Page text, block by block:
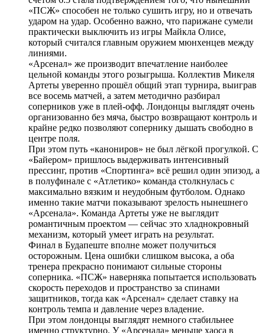
«ПСЖ» способен не только сушить игру, но и отвечать
ударом на удар. Особенно важно, что парижане сумели
практически выключить из игры Майкла Олисе,
который считался главным оружием мюнхенцев между
линиями.
«Арсенал» же производит впечатление наиболее
цельной команды этого розыгрыша. Коллектив Микеля
Артеты уверенно прошёл общий этап турнира, выиграв
все восемь матчей, а затем методично разбирал
соперников уже в плей-офф. Лондонцы выглядят очень
организованно без мяча, быстро возвращают контроль и
крайне редко позволяют сопернику дышать свободно в
центре поля.
При этом путь «канониров» не был лёгкой прогулкой. С
«Байером» пришлось выдерживать интенсивный
прессинг, против «Спортинга» всё решил один эпизод, а
в полуфинале с «Атлетико» команда столкнулась с
максимально вязким и неудобным футболом. Однако
именно такие матчи показывают зрелость нынешнего
«Арсенала». Команда Артеты уже не выглядит
романтичным проектом — сейчас это хладнокровный
механизм, который умеет играть на результат.
Финал в Будапеште вполне может получиться
осторожным. Цена ошибки слишком высока, а оба
тренера прекрасно понимают сильные стороны
соперника. «ПСЖ» наверняка попытается использовать
скорость переходов и пространство за спинами
защитников, тогда как «Арсенал» сделает ставку на
контроль темпа и давление через владение.
При этом лондонцы выглядят немного стабильнее
именно структурно. У «Арсенала» меньше хаоса в